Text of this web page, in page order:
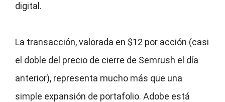
digital.
La transacción, valorada en $12 por acción (casi
el doble del precio de cierre de Semrush el día
anterior), representa mucho más que una
simple expansión de portafolio. Adobe está